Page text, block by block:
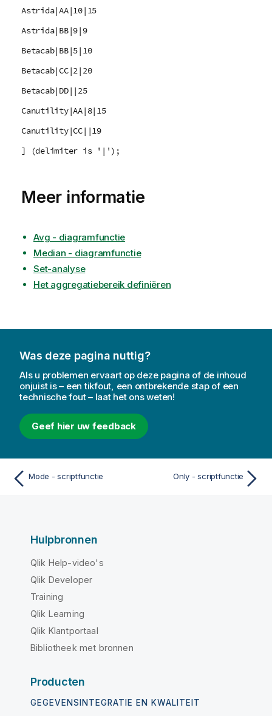
Astrida|AA|10|15
Astrida|BB|9|9
Betacab|BB|5|10
Betacab|CC|2|20
Betacab|DD||25
Canutility|AA|8|15
Canutility|CC||19
] (delimiter is '|');
Meer informatie
Avg - diagramfunctie
Median - diagramfunctie
Set-analyse
Het aggregatiebereik definiëren
Was deze pagina nuttig?
Als u problemen ervaart op deze pagina of de inhoud
onjuist is – een tikfout, een ontbrekende stap of een
technische fout – laat het ons weten!
Geef hier uw feedback
Mode - scriptfunctie Only - scriptfunctie
Hulpbronnen
Qlik Help-video's
Qlik Developer
Training
Qlik Learning
Qlik Klantportaal
Bibliotheek met bronnen
Producten
GEGEVENSINTEGRATIE EN KWALITEIT